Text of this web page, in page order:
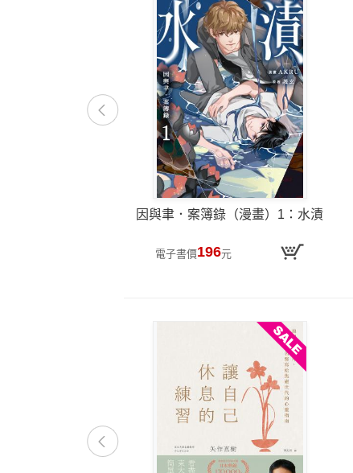
因與聿．案簿錄（漫畫）1：水漬
電子書價196元